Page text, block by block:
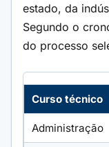
estado, da
Segundo o
do processo
Curso técnico
Administração